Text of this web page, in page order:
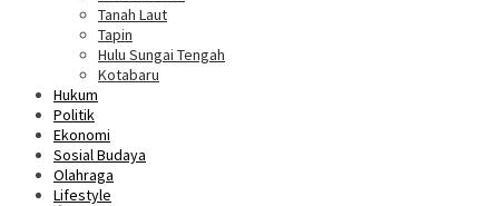
Tanah Laut
Tapin
Hulu Sungai Tengah
Kotabaru
Hukum
Politik
Ekonomi
Sosial Budaya
Olahraga
Lifestyle